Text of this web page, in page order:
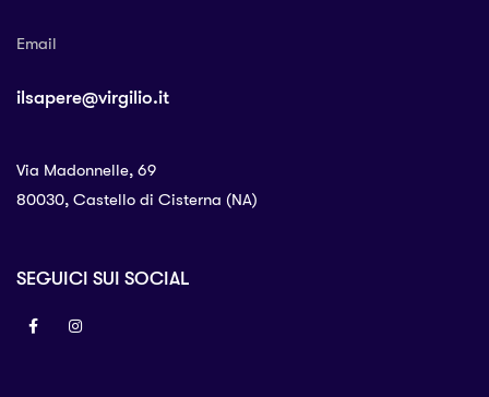
Email
ilsapere@virgilio.it
Via Madonnelle, 69
80030, Castello di Cisterna (NA)
SEGUICI SUI SOCIAL